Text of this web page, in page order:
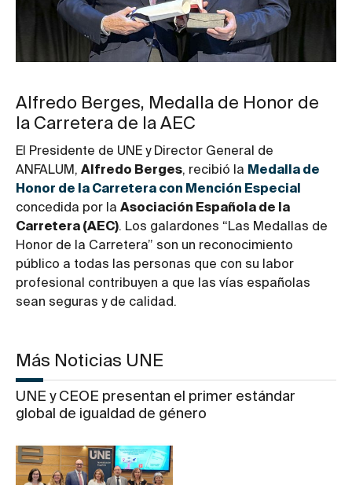
Alfredo Berges, Medalla de Honor de
la Carretera de la AEC
El Presidente de UNE y Director General de
ANFALUM, Alfredo Berges, recibió la Medalla de
Honor de la Carretera con Mención Especial
concedida por la Asociación Española de la
Carretera (AEC). Los galardones “Las Medallas de
Honor de la Carretera” son un reconocimiento
público a todas las personas que con su labor
profesional contribuyen a que las vías españolas
sean seguras y de calidad.
Más Noticias UNE
UNE y CEOE presentan el primer estándar
global de igualdad de género